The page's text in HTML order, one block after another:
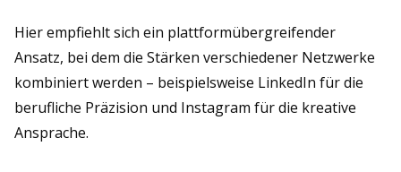
Hier empfiehlt sich ein plattformübergreifender
Ansatz, bei dem die Stärken verschiedener Netzwerke
kombiniert werden – beispielsweise LinkedIn für die
berufliche Präzision und Instagram für die kreative
Ansprache.